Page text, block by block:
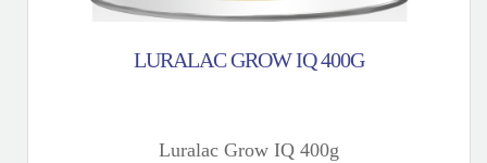
LURALAC GROW IQ 400G
Luralac Grow IQ 400g